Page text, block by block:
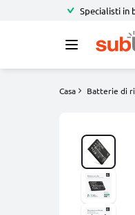
Specialisti in
Casa Batterie di